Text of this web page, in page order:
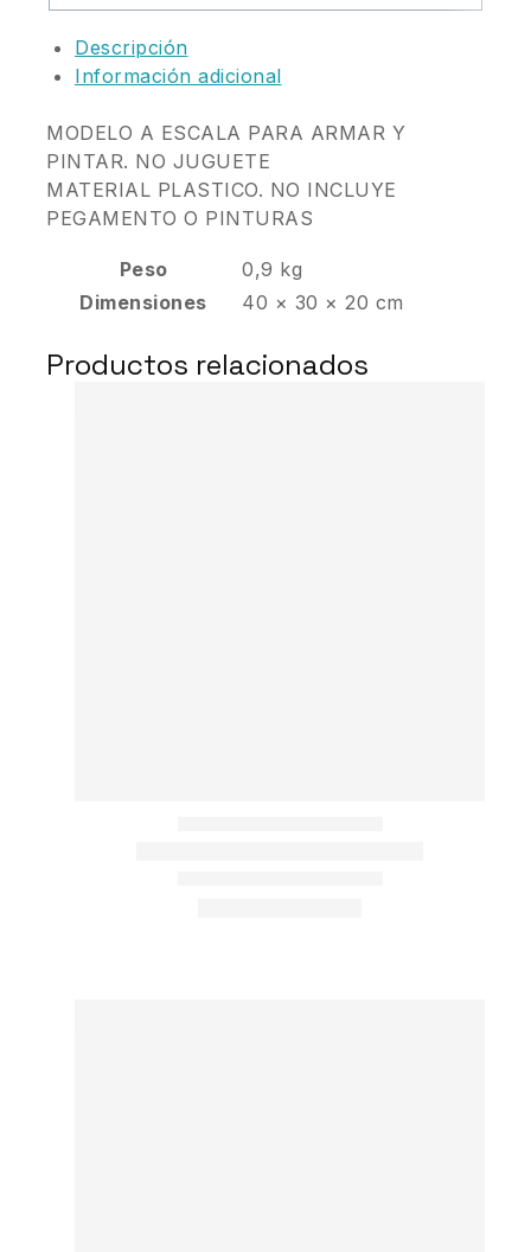
Descripción
Información adicional
MODELO A ESCALA PARA ARMAR Y
PINTAR. NO JUGUETE
MATERIAL PLASTICO. NO INCLUYE
PEGAMENTO O PINTURAS
Peso
0,9 kg
Dimensiones
40 × 30 × 20 cm
Productos relacionados